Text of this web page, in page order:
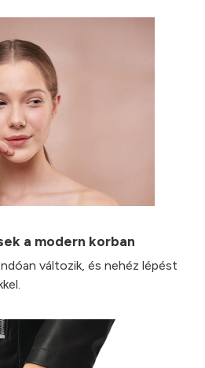
a modern korban
változik, és nehéz lépést